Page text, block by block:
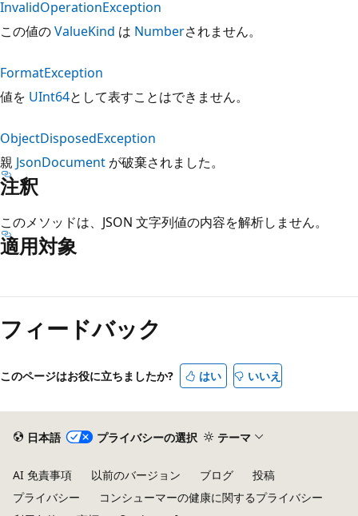
InvalidOperationException
この値のValueKind は Numberされません。
FormatException
値を UInt64として表すことはできません。
ObjectDisposedException
親 JsonDocument が破棄されました。
注釈
このメソッドは、JSON 文字列値の内容を解析しません。
適用対象
み
取
モ
ド
フィードバック
このページはお役に立ちましたか? はい いいえ
日本語 プライバシーの選択 テーマ
AI 免責事項 以前のバージョン ブログ
投稿
プライバシー
コンシューマーの健康に関するプライバシー